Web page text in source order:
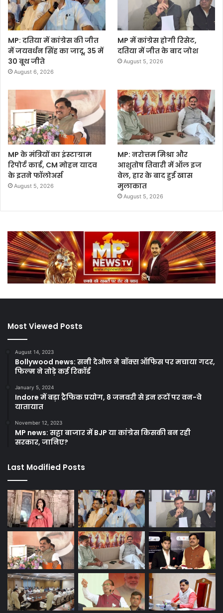
MP: दतिया में कांग्रेस की जीत
में जयवर्धन सिंह का जादू, 35 में
30 बूथ जीते
August 6, 2026
MP में कांग्रेस होगी रिसेट,
दतिया में जीत के बाद जोश
August 5, 2026
MP के मंत्रियों का इंस्टाग्राम
रिपोर्ट कार्ड, CM मोहन यादव
के इतने फॉलोअर्स
August 5, 2026
MP: नरोत्तम मिश्रा और
आशुतोष तिवारी में ऑल इज
वेल, हार के बाद हुई खास
मुलाकात
August 5, 2026
Most Viewed Posts
August 14, 2023
Bollywood news: सनी देओल ने बॉक्स ऑफिस पर मचाया गदर,
फिल्म ने तोड़े कई रिकॉर्ड
January 5, 2024
Indore में बड़ा ट्रैफिक प्रयोग, 8 जनवरी से इन रूटों पर वन-वे
यातायात
November 12, 2023
MP news: सट्टा बाजार में BJP या कांग्रेस किसकी बन रही
सरकार, जानिए?
Last Modified Posts